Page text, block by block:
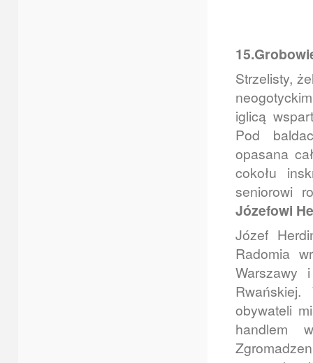
Strzelisty,
iglicą
Pod
opasana
cokołu
seniorowi
Józefowi
Józef
Radomia
Warszawy
obywateli
handlem